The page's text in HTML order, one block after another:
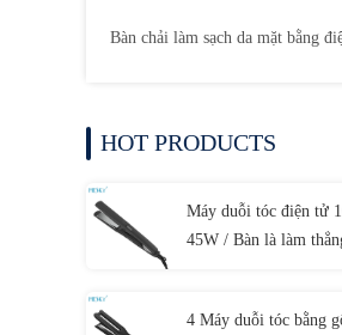
Bàn chải làm sạch da mặt bằng
HOT PRODUCTS
Máy duỗi tóc điện tử
45W / Bàn là làm
4 Máy duỗi tóc bằng